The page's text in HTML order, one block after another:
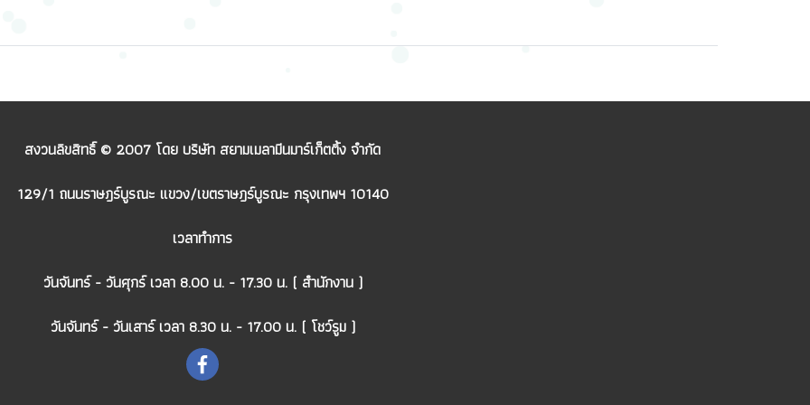
สงวนลิขสิทธิ์ © 2007 โดย บริษัท สยามเมลามีนมาร์เก็ตติ้ง จำกัด
129/1 ถนนราษฎร์บูรณะ แขวง/เขตราษฎร์บูรณะ กรุงเทพฯ 10140
เวลาทำการ
วันจันทร์ - วันศุกร์ เวลา 8.00 น. - 17.30 น. ( สำนักงาน )
วันจันทร์ - วันเสาร์ เวลา 8.30 น. - 17.00 น. ( โชว์รูม )